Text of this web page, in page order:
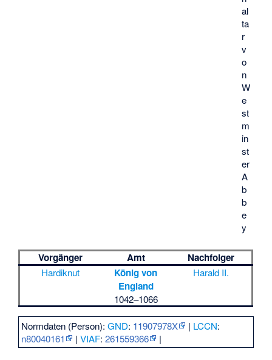
al
ta
r
v
o
n
W
e
st
m
in
st
er
A
b
b
e
y
Vorgänger Amt Nachfolger
Hardiknut
König von
England
1042–1066
Harald II.
Normdaten (Person):GND: 11907978X | LCCN:
n80040161
|VIAF:261559366 |